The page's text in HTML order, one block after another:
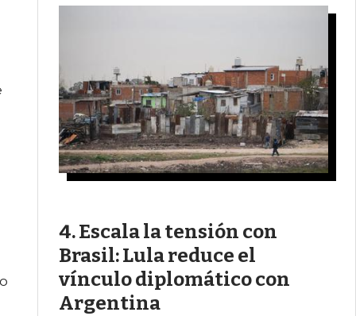
Escala la tensión con
Brasil: Lula reduce el
vínculo diplomático con
Argentina